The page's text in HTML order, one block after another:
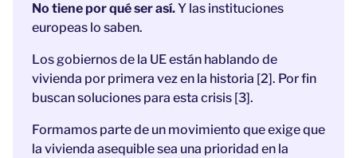
No tiene por qué ser así.Y las instituciones
europeas lo saben.
Los gobiernos de la UE están hablando de
vivienda por primera vez en la historia [2]. Por fin
buscan soluciones para esta crisis [3].
Formamos parte de un movimiento que exige que
la vivienda asequible sea una prioridad en la